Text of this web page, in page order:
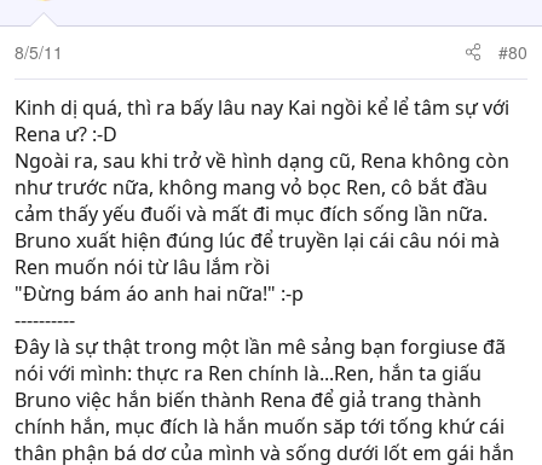
Macquarrie đó.
Không như những gì mọi người thường lầm tưởng. Cái
Nó không phải là Rena Macquarrie.
Mà nó được khắc lên một dòng chữ rất rõ ràng:
“Nơi đây là nơi yên nghỉ của…
Ren Macquarrie.”
“Hãy chấp nhận đi. Cô không còn làm cho tôi nữa. Vì
người làm cho tôi đã chết gần 30 chục năm rồi. Cho nên
cô cũng có thể chết dưới cơn mưa này đấy,Rena
Macquarrie .”
8/5/11 #80
Kinh dị quá, thì ra bấy lâu nay Kai ngồi kể lể tâm sự với
Rena ư? :-D
Ngoài ra, sau khi trở về hình dạng cũ, Rena không còn
như trước nữa, không mang vỏ bọc Ren, cô bắt đầu
cảm thấy yếu đuối và mất đi mục đích sống lần nữa.
Bruno xuất hiện đúng lúc để truyền lại cái câu nói mà
Ren muốn nói từ lâu lắm rồi
"Đừng bám áo anh hai nữa!" :-p
----------
Đây là sự thật trong một lần mê sảng bạn forgiuse đã
nói với mình: thực ra Ren chính là...Ren, hắn ta giấu
Bruno việc hắn biến thành Rena để giả trang thành
chính hắn, mục đích là hắn muốn săp tới tống khứ cái
thân phận bá dơ của mình và sống dưới lốt em gái hắn